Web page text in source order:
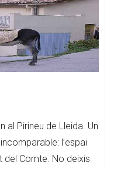
al Pirineu de Lleida. Un
l’espai
del Comte. No deixis